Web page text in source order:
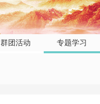
群团活动 专题学习